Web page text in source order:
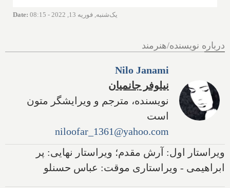
Date: یک‌شنبه, فوریه 13, 2022 - 08:15
درباره نویسنده/هنرمند
Nilo Janami
نیلوفر جانمیان
نویسنده، مترجم و ویرایشگر متون
است
niloofar_1361@yahoo.com
ویراستار اول: آرش مقدم؛ ویراستار نهایی: پر
ابراهیمی - ویراستاری موقت: عباس حسنلو